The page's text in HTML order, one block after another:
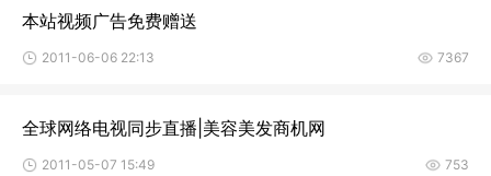
本站视频广告免费赠送
2011-06-06 22:13 7367
全球网络电视同步直播|美容美发商机网
2011-05-07 15:49 753